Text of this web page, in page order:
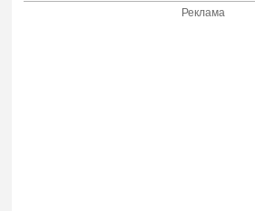
Реклама